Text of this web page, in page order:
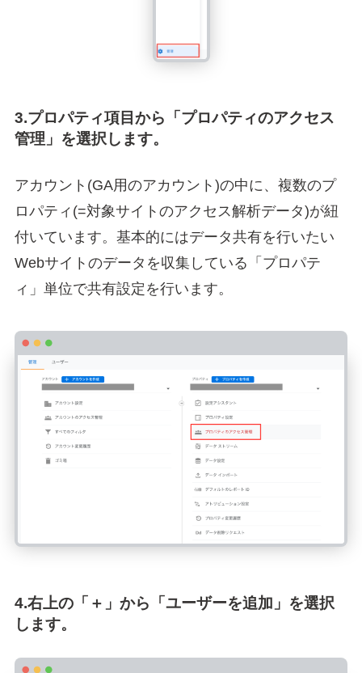
3.プロパティ項目から「プロパティのアクセス
管理」を選択します。
アカウント(GA用のアカウント)の中に、複数のプ
ロパティ(=対象サイトのアクセス解析データ)が紐
付いています。基本的にはデータ共有を行いたい
Webサイトのデータを収集している「プロパテ
ィ」単位で共有設定を行います。
4.右上の「＋」から「ユーザーを追加」を選択
します。